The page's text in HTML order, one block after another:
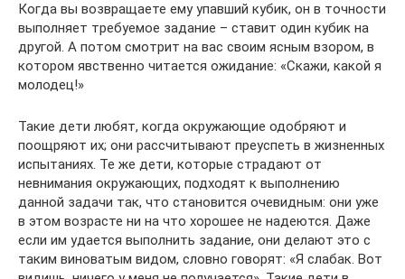
Когда вы возвращаете ему упавший кубик, он в точности
выполняет требуемое задание – ставит один кубик на
другой. А потом смотрит на вас своим ясным взором, в
котором явственно читается ожидание: «Скажи, какой я
молодец!»
Такие дети любят, когда окружающие одобряют и
поощряют их; они рассчитывают преуспеть в жизненных
испытаниях. Те же дети, которые страдают от
невнимания окружающих, подходят к выполнению
данной задачи так, что становится очевидным: они уже
в этом возрасте ни на что хорошее не надеются. Даже
если им удается выполнить задание, они делают это с
таким виноватым видом, словно говорят: «Я слабак. Вот